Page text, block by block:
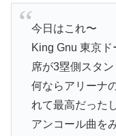
今日はこれ〜
King Gnu 東京ド
席が3塁側スタ
何ならアリーナ
れて最高だった
アンコール曲を